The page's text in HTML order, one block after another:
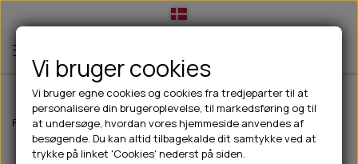
TIL HUND
💧FODER- VANDSKÅLE
TIL HUNDEEJER
Forside Til hunde Hundefoder Fodertilskud B&B Probiotic
Vi bruger cookies
Vi bruger egne cookies og cookies fra tredjeparter til at
personalisere din brugeroplevelse, til markedsføring og til
at undersøge, hvordan vores hjemmeside anvendes af
besøgende. Du kan altid tilbagekalde dit samtykke ved at
trykke på linket 'Cookies' nederst på siden.